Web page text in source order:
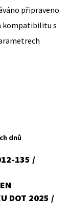
připraveno
kompatibilitu s
dnů
135 /
DOT 2025 /